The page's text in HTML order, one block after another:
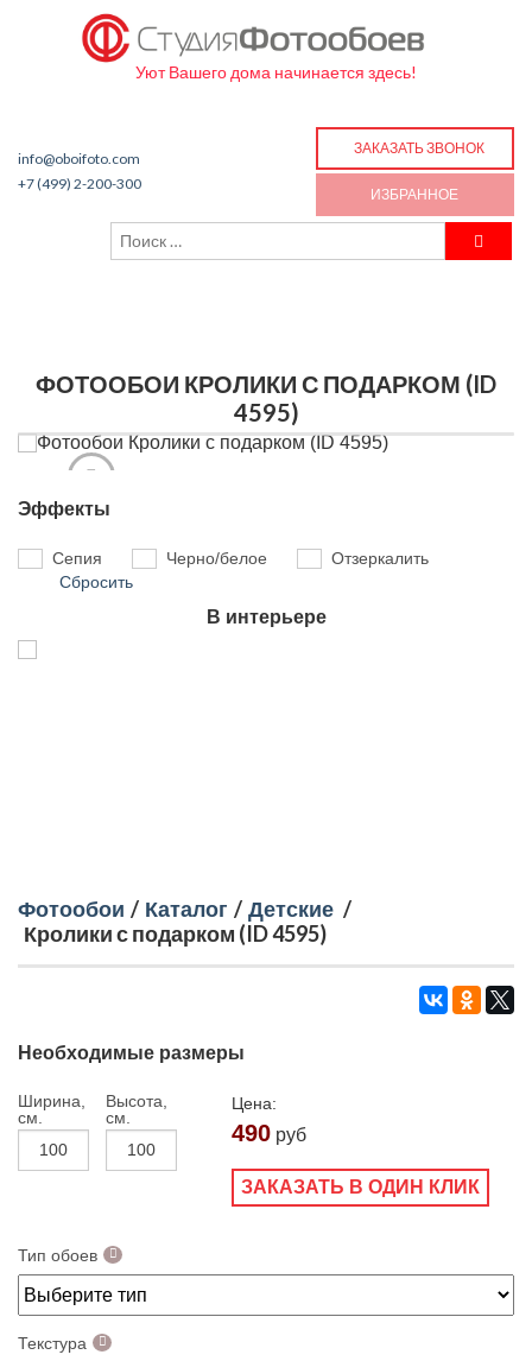
Уют Вашего дома начинается здесь!
info@oboifoto.com
+7 (499) 2-200-300
ЗАКАЗАТЬ ЗВОНОК
ИЗБРАННОЕ
ФОТООБОИ КРОЛИКИ С ПОДАРКОМ (ID
4595)
Эффекты
Сепия Черно/белое
Отзеркалить
Сбросить
В интерьере
Фотообои / Каталог / Детские /
Кролики с подарком (ID 4595)
Необходимые размеры
Ширина,
см.
Высота,
см.
Цена:
490 руб
ЗАКАЗАТЬ В ОДИН КЛИК
Тип обоев
Текстура